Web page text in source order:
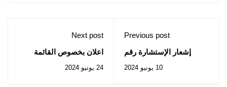
Previous post
إشعار الإستشارة رقم
10 يونيو 2024
Next post
اعلان بخصوص القائمة
الجامعيين المعنيين
24 يونيو 2024